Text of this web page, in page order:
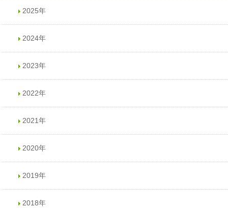
2025年
2024年
2023年
2022年
2021年
2020年
2019年
2018年